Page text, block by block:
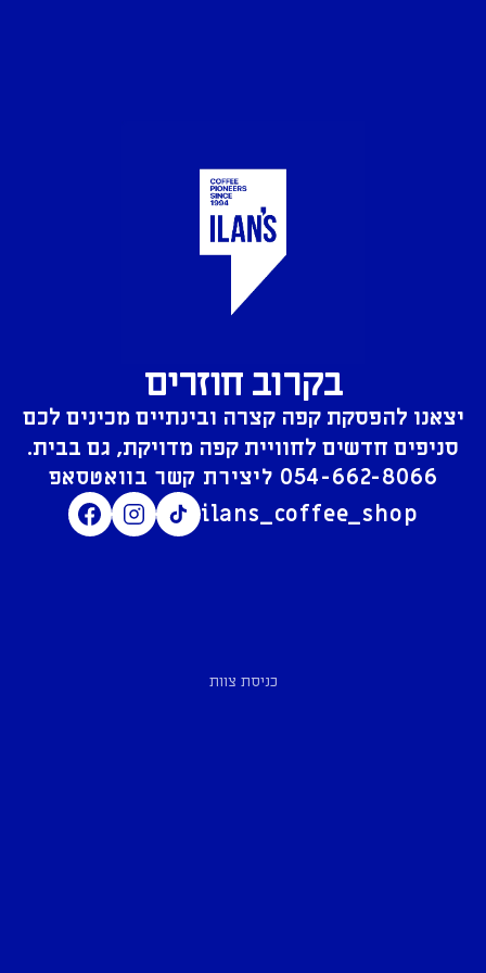
בקרוב חוזרים
יצאנו להפסקת קפה קצרה ובינתיים מכינים לכם
סניפים חדשים לחוויית קפה מדויקת, גם בבית.
054-662-8066
ilans_coffee_shop
כניסת צוות